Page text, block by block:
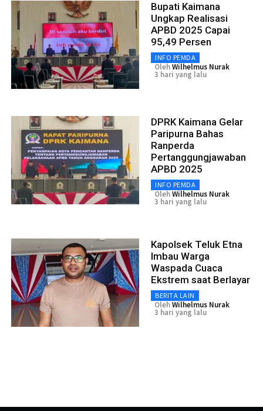
Bupati Kaimana
Ungkap Realisasi
APBD 2025 Capai
95,49 Persen
INFO PEMDA
OlehWilhelmus Nurak
3 hari yang lalu
DPRK Kaimana Gelar
Paripurna Bahas
Ranperda
Pertanggungjawaban
APBD 2025
INFO PEMDA
OlehWilhelmus Nurak
3 hari yang lalu
Kapolsek Teluk Etna
Imbau Warga
Waspada Cuaca
Ekstrem saat Berlayar
BERITA LAIN
OlehWilhelmus Nurak
3 hari yang lalu